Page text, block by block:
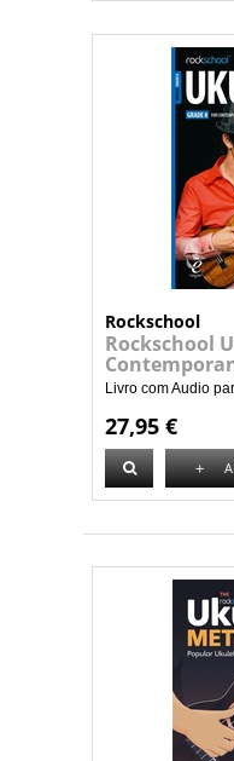
Rockschool
Rockschool
Livro com Audio
27,95 €
+